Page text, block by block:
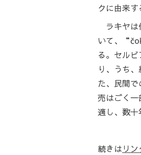
クに由来す
ラキヤは
いて、
る。セル
り、うち
た、民間
売はごく
適し、数十
続きはリ